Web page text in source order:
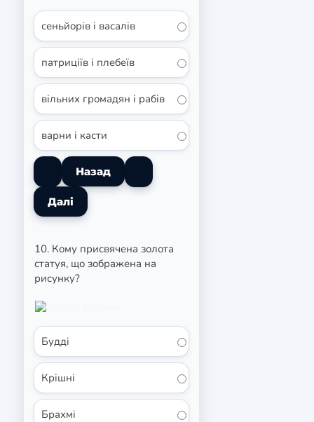
сеньйорів і васалів
патриціїв і плебеїв
вільних громадян і рабів
варни і касти
10. Кому присвячена золота
статуя, що зображена на
рисунку?
Будді
Крішні
Брахмі